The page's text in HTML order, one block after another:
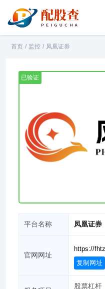
首页 / 监控 / 凤凰证券
已验证
平台名称 凤凰证券
官网网址
复制网址
股票杠杆